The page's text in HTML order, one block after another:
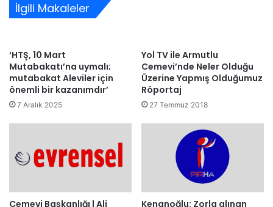
İlgili Makaleler
‘HTŞ, 10 Mart
Mutabakatı’na uymalı;
mutabakat Aleviler için
önemli bir kazanımdır’
7 Aralık 2025
Yol TV ile Armutlu
Cemevi’nde Neler Olduğu
Üzerine Yapmış Olduğumuz
Röportaj
27 Temmuz 2018
Cemevi Başkanlığı | Ali Kenanoğlu: Zorla alınan